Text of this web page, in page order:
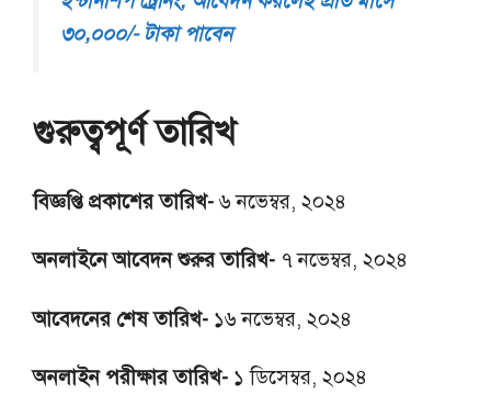
৩০,০০০/- টাকা পাবেন
গুরুত্বপূর্ণ তারিখ
বিজ্ঞপ্তি প্রকাশের তারিখ- ৬ নভেম্বর, ২০২৪
অনলাইনে আবেদন শুরুর তারিখ- ৭ নভেম্বর, ২০২৪
আবেদনের শেষ তারিখ- ১৬ নভেম্বর, ২০২৪
অনলাইন পরীক্ষার তারিখ- ১ ডিসেম্বর, ২০২৪